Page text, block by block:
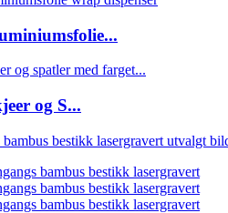
og S...